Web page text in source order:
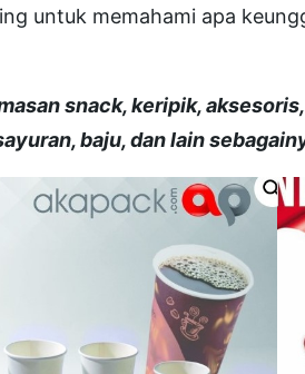
untuk memahami apa
snack, keripik,
baju, dan lain